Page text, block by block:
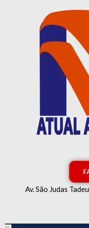
Av. São Judas